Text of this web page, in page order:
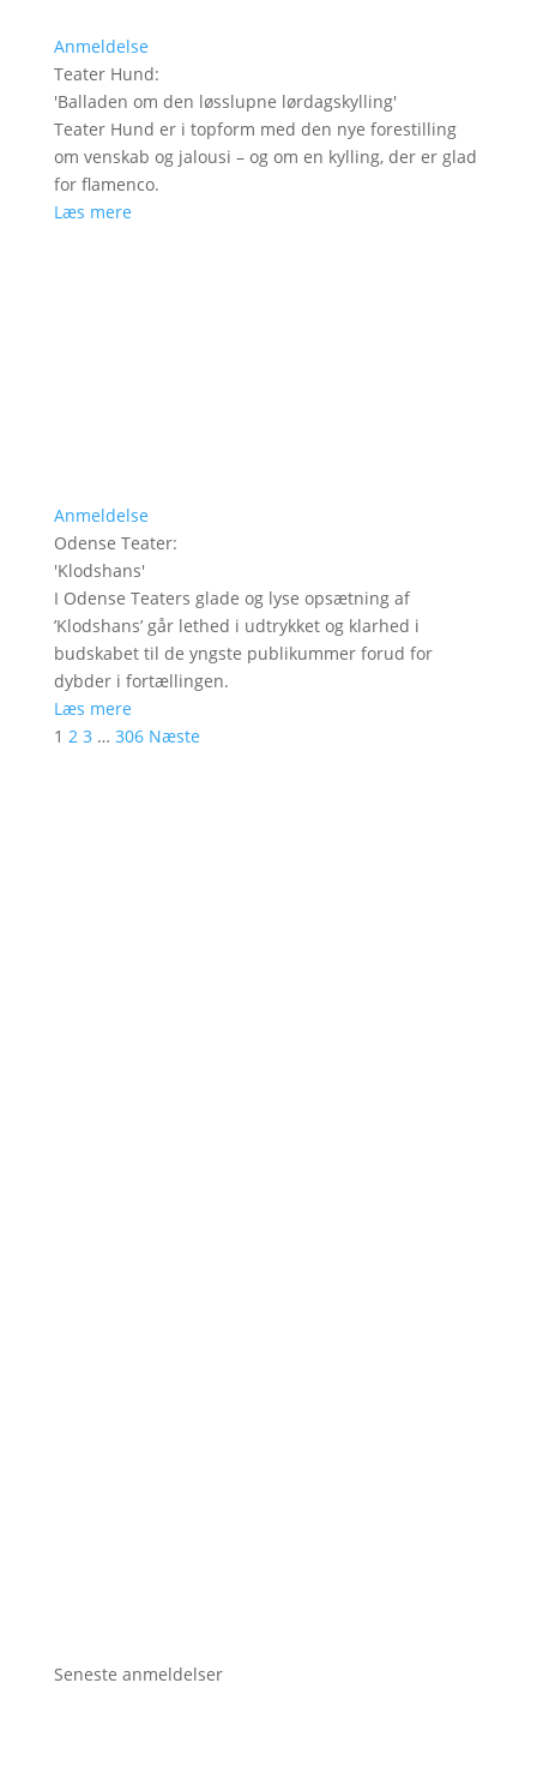
Anmeldelse
Teater Hund:
'Balladen om den løsslupne lørdagskylling'
Teater Hund er i topform med den nye forestilling
om venskab og jalousi – og om en kylling, der er glad
for flamenco.
Læs mere
Anmeldelse
Odense Teater:
'Klodshans'
I Odense Teaters glade og lyse opsætning af
’Klodshans’ går lethed i udtrykket og klarhed i
budskabet til de yngste publikummer forud for
dybder i fortællingen.
Læs mere
1 2 3 … 306 Næste
Seneste anmeldelser